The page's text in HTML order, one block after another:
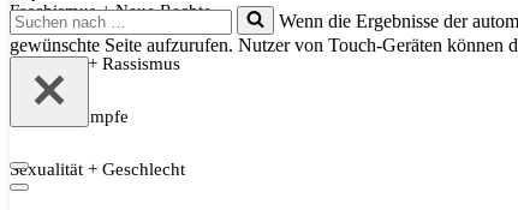
Suchen
nach …
Wenn die Ergebnisse der
gewünschte Seite aufzurufen. Nutzer von Touch-Geräten können
Navigationsmenü
Navigationsmenü
Faschismus + Neue Rechte
Migration + Rassismus
Soziale Kämpfe
Sexualität + Geschlecht